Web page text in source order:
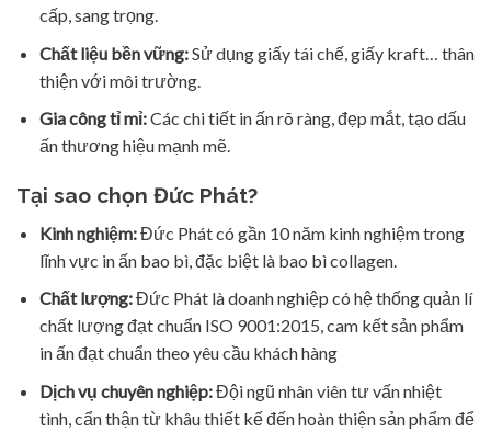
cấp, sang trọng.
Chất liệu bền vững:Sử dụng giấy tái chế, giấy kraft… thân
thiện với môi trường.
Gia công tỉ mỉ:Các chi tiết in ấn rõ ràng, đẹp mắt, tạo dấu
ấn thương hiệu mạnh mẽ.
Tại sao chọn Đức Phát?
Kinh nghiệm:Đức Phát có gần 10 năm kinh nghiệm trong
lĩnh vực in ấn bao bì, đặc biệt là bao bì collagen.
Chất lượng:Đức Phát là doanh nghiệp có hệ thống quản lí
chất lượng đạt chuẩn ISO 9001:2015, cam kết sản phẩm
in ấn đạt chuẩn theo yêu cầu khách hàng
Dịch vụ chuyên nghiệp:Đội ngũ nhân viên tư vấn nhiệt
tình, cẩn thận từ khâu thiết kế đến hoàn thiện sản phẩm để